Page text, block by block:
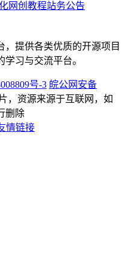
网创教程站务公告
，提供各类优质的开源项目
习与交流平台。
号-3 皖公网安备
，资源来源于互联网，如
删除
情链接